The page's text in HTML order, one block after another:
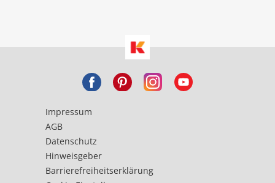
Impressum
AGB
Datenschutz
Hinweisgeber
Barrierefreiheitserklärung